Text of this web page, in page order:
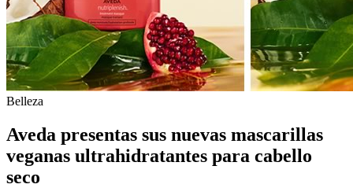
Belleza
Aveda presentas sus nuevas mascarillas
veganas ultrahidratantes para cabello
seco